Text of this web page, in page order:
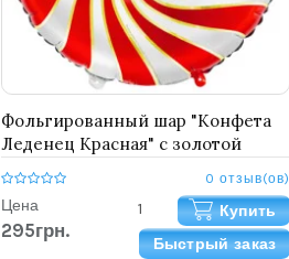
Фольгированный шар "Конфета
Леденец Красная" с золотой
полоской
0 отзыв(ов)
Цена
295грн.
Купить
Быстрый заказ